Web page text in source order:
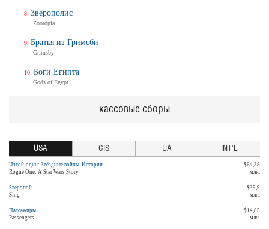
Зверополис
Zootopia
Братья из Гримсби
Grimsby
Боги Египта
Gods of Egypt
кассовые сборы
USA CIS UA INT'L
Изгой-один: Звёздные войны. Истории
Rogue One: A Star Wars Story
$64,38
млн.
Зверопой
Sing
$35,9
млн.
Пассажиры
Passengers
$14,85
млн.